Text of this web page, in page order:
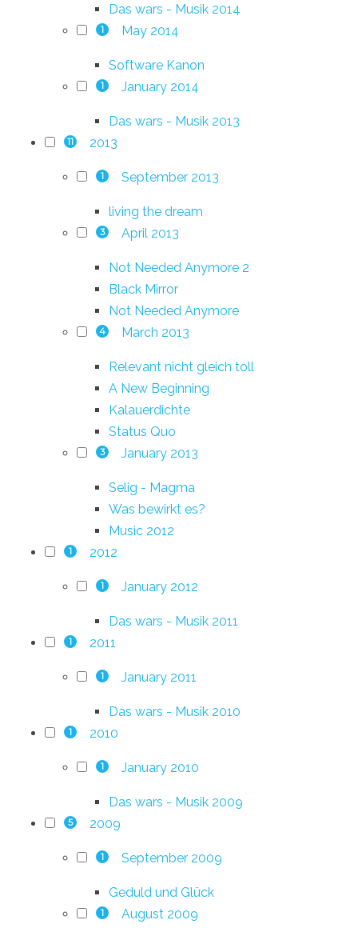
Das wars - Musik 2014
1 May 2014
Software Kanon
1 January 2014
Das wars - Musik 2013
11 2013
1 September 2013
living the dream
3 April 2013
Not Needed Anymore 2
Black Mirror
Not Needed Anymore
4 March 2013
Relevant nicht gleich toll
A New Beginning
Kalauerdichte
Status Quo
3 January 2013
Selig - Magma
Was bewirkt es?
Music 2012
1 2012
1 January 2012
Das wars - Musik 2011
1 2011
1 January 2011
Das wars - Musik 2010
1 2010
1 January 2010
Das wars - Musik 2009
5 2009
1 September 2009
Geduld und Glück
1 August 2009